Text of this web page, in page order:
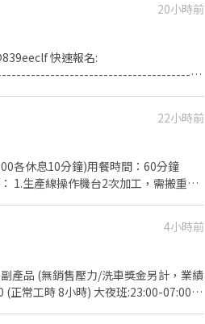
工作須知】需搬
20小時前
快速報名:
品包裝 組立等作業，需長時間久站作業、細心 ❀薪資結構： ➜ $200起 ❀休假制度：週休二日 #免費供餐 #可預支 #無經驗可22小時前
各休息10分鐘)用餐時間：60分鐘
生產線操作機台2次加工，需搬重物
應徵】我會速度回覆你！ 2️⃣請聯絡
職缺」就能聯繫上～ 別害羞❌別害
4小時前
產品 (無銷售壓力/洗車獎金另計，業績
(正常工時 8小時) 大夜班:23:00-07:00